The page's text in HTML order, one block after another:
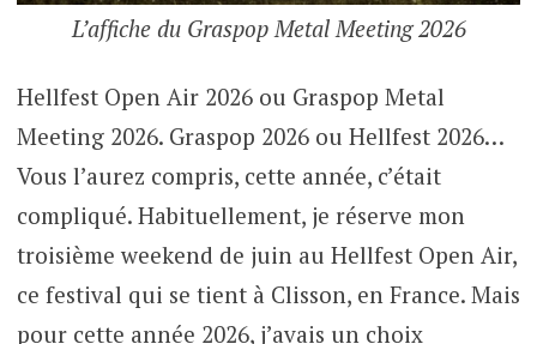
L’affiche du Graspop Metal Meeting 2026
Hellfest Open Air 2026 ou Graspop Metal
Meeting 2026. Graspop 2026 ou Hellfest 2026…
Vous l’aurez compris, cette année, c’était
compliqué. Habituellement, je réserve mon
troisième weekend de juin au Hellfest Open Air,
ce festival qui se tient à Clisson, en France. Mais
pour cette année 2026, j’avais un choix